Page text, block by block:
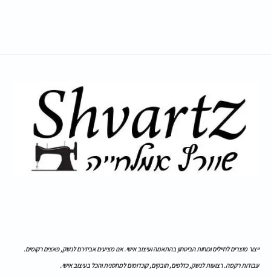
ייצור מוצרים לחיילים וכוחות הביטחון בהתאמה ועיצוב אישי. אנו מציעים אביזירם לנשק, פאצים רקומים.
עבודות רקמה. רצועות לנשק, כזלפים, חובקים, קונדומים למחסנית והכל בעיצוב אישי.